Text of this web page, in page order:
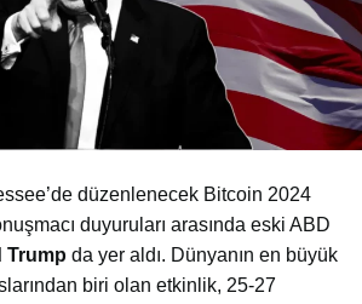
düzenlenecek Bitcoin 2024
duyuruları arasında eski ABD
Trump da yer aldı. Dünyanın en büyük
biri olan etkinlik, 25-27